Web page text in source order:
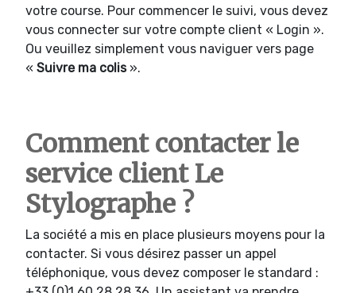
votre course. Pour commencer le suivi, vous devez
vous connecter sur votre compte client « Login ».
Ou veuillez simplement vous naviguer vers page
« Suivre ma colis».
Comment contacter le
service client Le
Stylographe ?
La société a mis en place plusieurs moyens pour la
contacter. Si vous désirez passer un appel
téléphonique, vous devez composer le standard :